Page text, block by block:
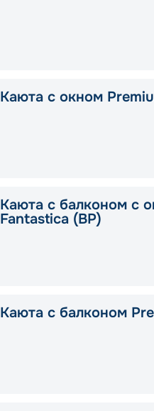
Каюта с окном
Каюта с балконом с
Fantastica (BP)
Каюта с балконом